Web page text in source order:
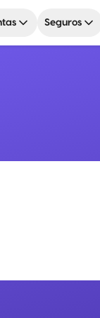
Seguros